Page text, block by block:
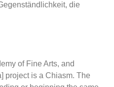
die
of Fine Arts, and
project is a Chiasm. The